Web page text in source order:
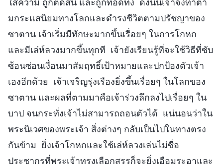
มกระแสนิยมทางโลกและดำรงชีวิตตามปรัชญาของ
ซาตาน เจ้าเริ่มมีทักษะมากขึ้นเรื่อยๆ ในการโกหก
และมีเล่ห์ลวงมากขึ้นทุกที เจ้ายังเรียนรู้ที่จะใช้วิธีที่ซับ
ซ้อนซ่อนเงื่อนมาสัมฤทธิ์เป้าหมายและปกป้องตัวเจ้า
เองอีกด้วย เจ้าเจริญรุ่งเรืองยิ่งขึ้นเรื่อยๆ ในโลกของ
ซาตาน และผลที่ตามมาคือเจ้าร่วงลึกลงไปเรื่อยๆ ใน
บาป จนกระทั่งเจ้าไม่สามารถถอนตัวได้ แน่นอนว่าใน
พระนิเวศของพระเจ้า สิ่งต่างๆ กลับเป็นไปในทางตรง
กันข้าม ยิ่งเจ้าโกหกและใช้เล่ห์ลวงเล่นไม่ซื่อ
ประชากรที่พระเจ้าทรงเลือกสรรก็จะยิ่งเอือมระอาและ